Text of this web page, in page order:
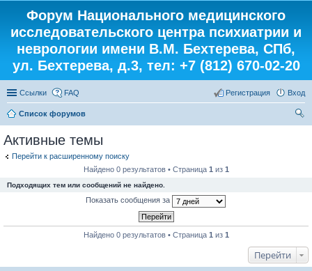
Форум Национального медицинского
исследовательского центра психиатрии и
неврологии имени В.М. Бехтерева, СПб,
ул. Бехтерева, д.3, тел: +7 (812) 670-02-20
Ссылки FAQ Вход
Регистрация
Список форумов
Активные темы
Перейти к расширенному поиску
Найдено 0 результатов • Страница 1 из 1
Подходящих тем или сообщений не найдено.
Показать сообщения за
Найдено 0 результатов • Страница 1 из 1
Перейти